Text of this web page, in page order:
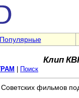
Популярные
Клип
Поиск
фильмов